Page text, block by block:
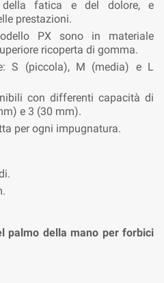
della fatica e del dolore, e
prestazioni.
PX sono in materiale
ricoperta di gomma.
S (piccola), M (media) e L
con differenti capacità di
e 3 (30 mm).
per ogni impugnatura.
palmo della mano per forbici